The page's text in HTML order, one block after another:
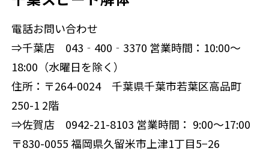
電話お問い合わせ
⇒千葉店 043‐400‐3370 営業時間：10:00～
18:00（水曜日を除く）
住所：〒264-0024 千葉県千葉市若葉区高品町
250-1 2階
⇒佐賀店 0942-21-8103 営業時間： 9:00～17:00
〒830-0055 福岡県久留米市上津1丁目5−26